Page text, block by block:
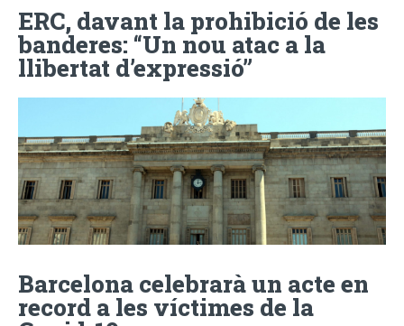
ERC, davant la prohibició de les
banderes: “Un nou atac a la
llibertat d’expressió”
Barcelona celebrarà un acte en
record a les víctimes de la